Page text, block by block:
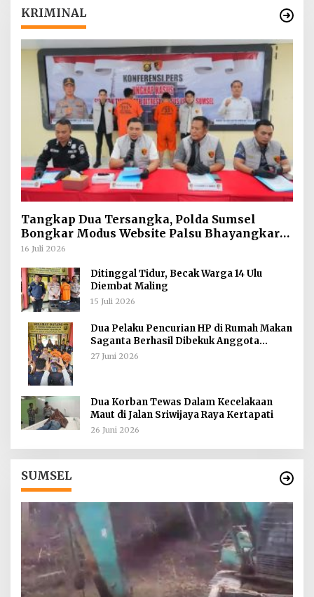
KRIMINAL
Tangkap Dua Tersangka, Polda Sumsel
Bongkar Modus Website Palsu Bhayangkara
Run
16 Juli 2026
Ditinggal Tidur, Becak Warga 14 Ulu
Diembat Maling
15 Juli 2026
Dua Pelaku Pencurian HP di Rumah Makan
Saganta Berhasil Dibekuk Anggota
Polsekta SU II Palembang !!
27 Juni 2026
Dua Korban Tewas Dalam Kecelakaan
Maut di Jalan Sriwijaya Raya Kertapati
26 Juni 2026
SUMSEL